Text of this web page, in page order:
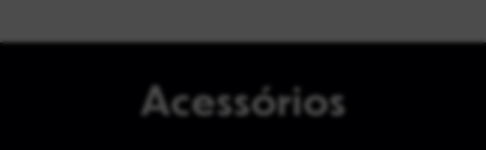
Acessórios